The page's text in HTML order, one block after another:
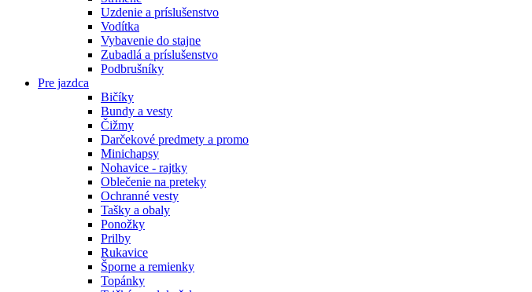
Uzdenie a príslušenstvo
Vodítka
Vybavenie do stajne
Zubadlá a príslušenstvo
Podbrušníky
Pre jazdca
Bičíky
Bundy a vesty
Čižmy
Darčekové predmety a promo
Minichapsy
Nohavice - rajtky
Oblečenie na preteky
Ochranné vesty
Tašky a obaly
Ponožky
Prilby
Rukavice
Šporne a remienky
Topánky